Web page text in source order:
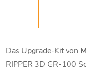
Das Upgrade-Kit von
RIPPER 3D GR-100